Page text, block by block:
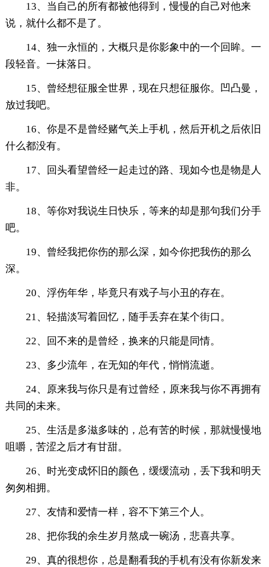
13、当自己的所有都被他得到，慢慢的自己对他来
说，就什么都不是了。
14、独一永恒的，大概只是你影象中的一个回眸。一
段轻音。一抹落日。
15、曾经想征服全世界，现在只想征服你。凹凸曼，
放过我吧。
16、你是不是曾经赌气关上手机，然后开机之后依旧
什么都没有。
17、回头看望曾经一起走过的路、现如今也是物是人
非。
18、等你对我说生日快乐，等来的却是那句我们分手
吧。
19、曾经我把你伤的那么深，如今你把我伤的那么
深。
20、浮伤年华，毕竟只有戏子与小丑的存在。
21、轻描淡写着回忆，随手丢弃在某个街口。
22、回不来的是曾经，换来的只能是同情。
23、多少流年，在无知的年代，悄悄流逝。
24、原来我与你只是有过曾经，原来我与你不再拥有
共同的未来。
25、生活是多滋多味的，总有苦的时候，那就慢慢地
咀嚼，苦涩之后才有甘甜。
26、时光变成怀旧的颜色，缓缓流动，丢下我和明天
匆匆相拥。
27、友情和爱情一样，容不下第三个人。
28、把你我的余生岁月熬成一碗汤，悲喜共享。
29、真的很想你，总是翻看我的手机有没有你新发来